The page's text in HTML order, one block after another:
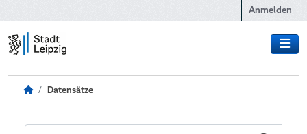
Anmelden
Datensätze